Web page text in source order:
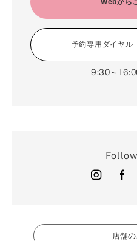
Webから
予約専用ダイヤル
9:30～
店舗